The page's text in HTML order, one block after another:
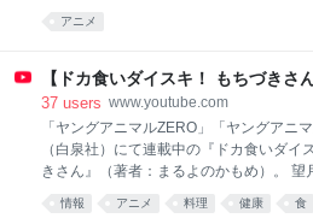
人々の記
も「 #パトレイバー 」シリーズ好評配信
品・イベントの情報はこちらをチェック
脚本集（2）OVA+MOVIE編 機動警察パト
脚本を手掛けるHEADGEARの伊藤和典氏
望の第2弾です。 脚本集[2]では、今なお
機動警察パトレイバー2 the Movie）の準
アニメ
【ドカ食いダイスキ！ もちづきさ
37 users www.youtube.com
「ヤングアニマルZERO」「ヤングアニマ
（白泉社）にて連載中の『ドカ食いダイ
きさん』（著者：まるよのかもめ）。 望
歳・営業事務！ おっとり・ほんわかな彼
は……【ドカ食い】!?!? ガッツリ・コッ
情報 アニメ 料理 健康 食